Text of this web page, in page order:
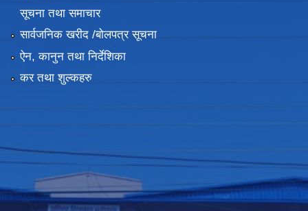
सूचना तथा समाचार
सार्वजनिक खरीद /बोलपत्र सूचना
ऐन, कानुन तथा निर्देशिका
कर तथा शुल्कहरु